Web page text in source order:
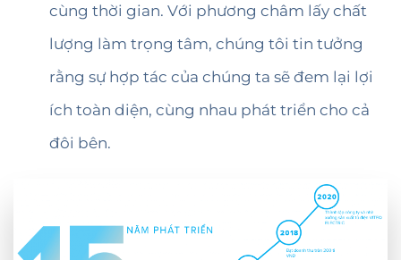
cùng thời gian. Với phương châm lấy chất
lượng làm trọng tâm, chúng tôi tin tưởng
rằng sự hợp tác của chúng ta sẽ đem lại lợi
ích toàn diện, cùng nhau phát triển cho cả
đôi bên.